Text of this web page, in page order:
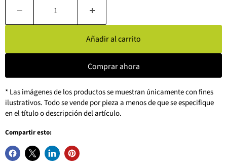
Añadir al carrito
Comprar ahora
* Las imágenes de los productos se muestran únicamente con fines
ilustrativos. Todo se vende por pieza a menos de que se especifique
en el título o descripción del artículo.
Compartir esto: